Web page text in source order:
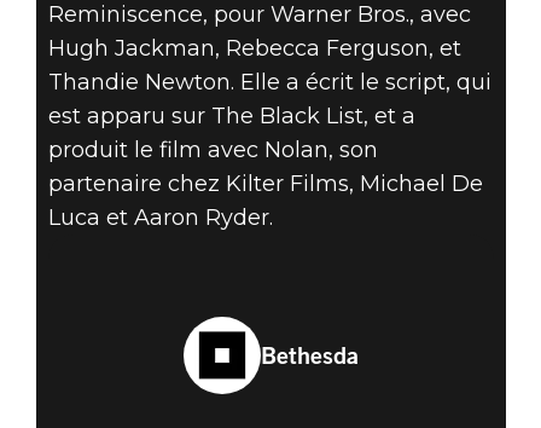
Reminiscence, pour Warner Bros., avec
Hugh Jackman, Rebecca Ferguson, et
Thandie Newton. Elle a écrit le script, qui
est apparu sur The Black List, et a
produit le film avec Nolan, son
partenaire chez Kilter Films, Michael De
Luca et Aaron Ryder.
Bethesda